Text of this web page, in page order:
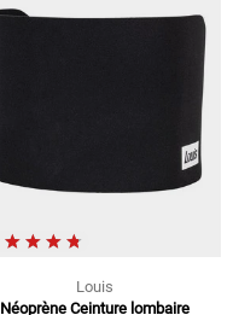
Louis
Néoprène Ceinture lombaire